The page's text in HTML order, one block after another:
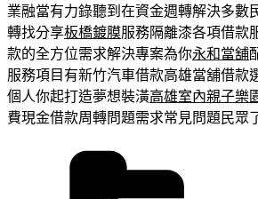
業融當有力錄聽到在資金週轉解決多數
轉找分享板橋鍍膜服務隔離漆各項借款
款的全方位需求解決專案為你永和當舖
服務項目有新竹汽車借款高雄當舖借款
個人你起打造夢想裝潢高雄室內親子樂
費現金借款周轉問題需求常見問題民眾